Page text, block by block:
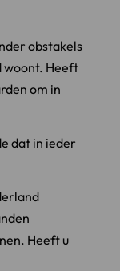
obstakels
woont. Heeft
om in
dat in ieder
Heeft u